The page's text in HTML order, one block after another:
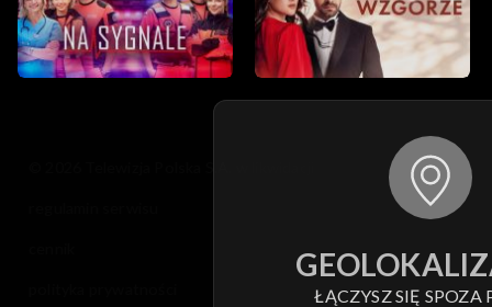
ŁĄCZYSZ SIĘ SPOZA